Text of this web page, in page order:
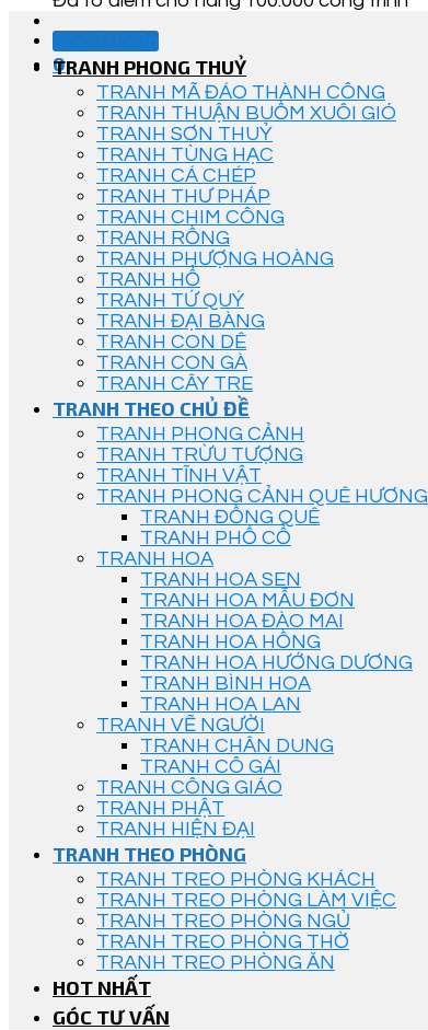
Góc Tư Vấn
0
TRANH PHONG THUỶ
TRANH MÃ ĐÁO THÀNH CÔNG
TRANH THUẬN BUỒM XUÔI GIÓ
TRANH SƠN THUỶ
TRANH TÙNG HẠC
TRANH CÁ CHÉP
TRANH THƯ PHÁP
TRANH CHIM CÔNG
TRANH RỒNG
TRANH PHƯỢNG HOÀNG
TRANH HỔ
TRANH TỨ QUÝ
TRANH ĐẠI BÀNG
TRANH CON DÊ
TRANH CON GÀ
TRANH CÂY TRE
TRANH THEO CHỦ ĐỀ
TRANH PHONG CẢNH
TRANH TRỪU TƯỢNG
TRANH TĨNH VẬT
TRANH PHONG CẢNH QUÊ HƯƠNG
TRANH ĐỒNG QUÊ
TRANH PHỐ CỔ
TRANH HOA
TRANH HOA SEN
TRANH HOA MẪU ĐƠN
TRANH HOA ĐÀO MAI
TRANH HOA HỒNG
TRANH HOA HƯỚNG DƯƠNG
TRANH BÌNH HOA
TRANH HOA LAN
TRANH VẼ NGƯỜI
TRANH CHÂN DUNG
TRANH CÔ GÁI
TRANH CÔNG GIÁO
TRANH PHẬT
TRANH HIỆN ĐẠI
TRANH THEO PHÒNG
TRANH TREO PHÒNG KHÁCH
TRANH TREO PHÒNG LÀM VIỆC
TRANH TREO PHÒNG NGỦ
TRANH TREO PHÒNG THỜ
TRANH TREO PHÒNG ĂN
HOT NHẤT
GÓC TƯ VẤN